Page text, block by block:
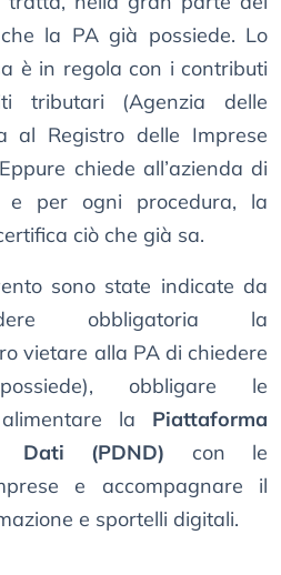
la PA già possiede. Lo
è in regola con i contributi
tributari (Agenzia delle
al Registro delle Imprese
chiede all’azienda di
e per ogni procedura, la
ciò che già sa.
sono state indicate da
obbligatoria la
vietare alla PA di chiedere
obbligare le
la Piattaforma
Dati (PDND) con le
e accompagnare il
e sportelli digitali.